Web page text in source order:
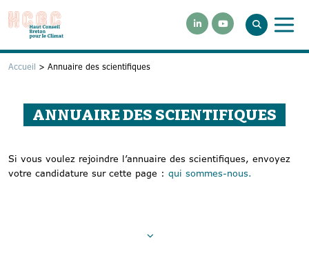
ANNUAIRE DES SCIENTIFIQUES
Accueil > Annuaire des scientifiques
Si vous voulez rejoindre l’annuaire des scientifiques, envoyez
votre candidature sur cette page : qui sommes-nous.